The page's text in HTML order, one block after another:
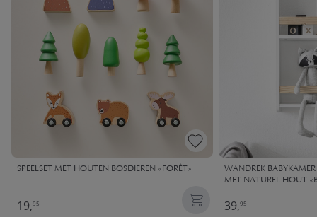
SPEELSET MET HOUTEN BOSDIEREN «FORÊT»
19,95
WANDREK
MET NATUREL HOUT
39,95